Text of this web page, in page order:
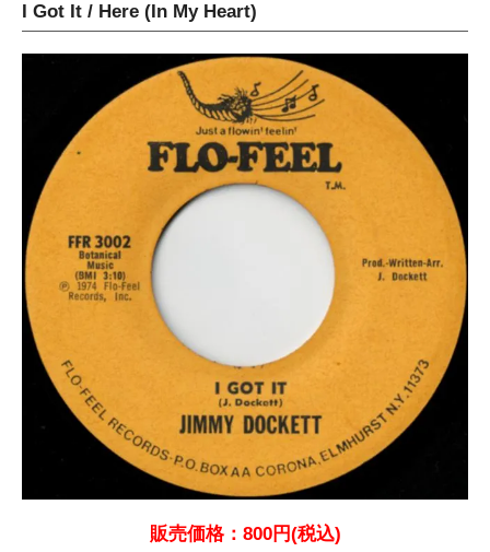
I Got It / Here (In My Heart)
販売価格：800円(税込)